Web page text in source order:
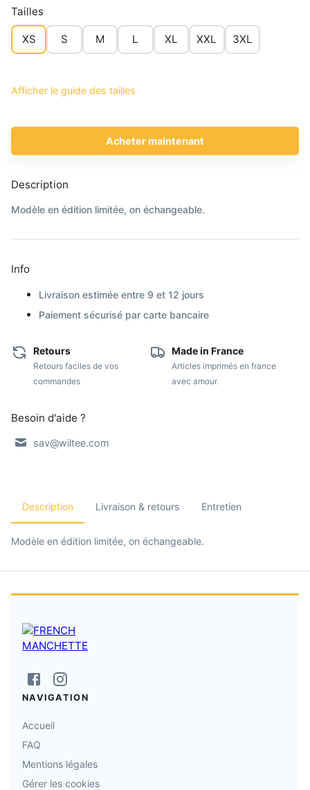
Tailles
XS S M L XL XXL 3XL
Afficher le guide des tailles
Acheter maintenant
Description
Modèle en édition limitée, on échangeable.
Info
Livraison estimée entre 9 et 12 jours
Paiement sécurisé par carte bancaire
Retours
Retours faciles de vos
commandes
Made in France
Articles imprimés en france
avec amour.
Besoin d'aide ?
sav@wiltee.com
Description Livraison & retours Entretien
Modèle en édition limitée, on échangeable.
NAVIGATION
Accueil
FAQ
Mentions légales
Gérer les cookies